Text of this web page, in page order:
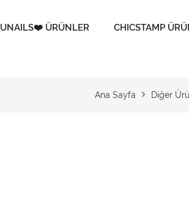
UNAILS❤️ ÜRÜNLER CHICSTAMP
Ana Sayfa Diğer